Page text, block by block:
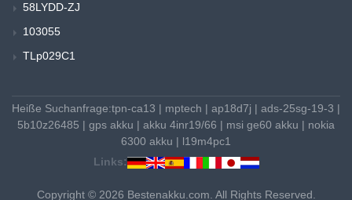
58LYDD-ZJ
103055
TLp029C1
Heiße Suchanfrage:tpn-ca13 | mptech | ap18d7j | ads-25sg-19-3 |
5b10z26485 | gps akku | akku 4inr19/66 | msi ge60 akku | nokia
6300 akku | l19m4pc1
Links:
Copyright © 2026 Bestenakku.com. All Rights Reserved.